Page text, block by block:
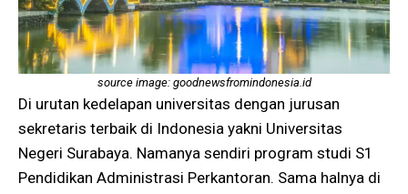
source image: goodnewsfromindonesia.id
Di urutan kedelapan universitas dengan jurusan
sekretaris terbaik di Indonesia yakni Universitas
Negeri Surabaya. Namanya sendiri program studi S1
Pendidikan Administrasi Perkantoran. Sama halnya di